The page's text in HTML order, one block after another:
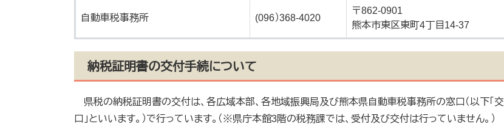
自動車税事務所 (096）368-4020
〒862-0901
熊本市東区東町4丁目14-37
納税証明書の交付手続について
県税の納税証明書の交付は、各広域本部、各地域振興局及び熊本県自動車税事務所の窓口（以下「
口」といいます。）で行っています。（※県庁本館3階の税務課では、受付及び交付は行っていません。）